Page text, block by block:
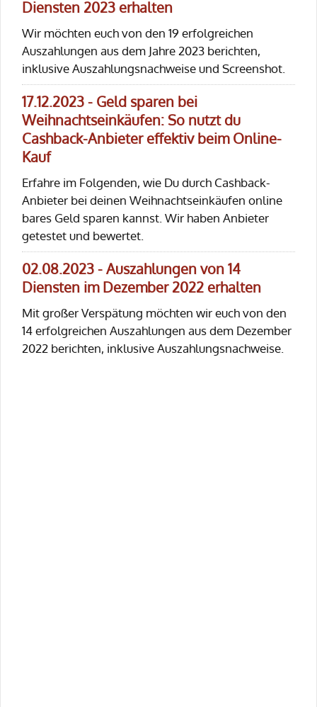
Diensten 2023 erhalten
Wir möchten euch von den 19 erfolgreichen
Auszahlungen aus dem Jahre 2023 berichten,
inklusive Auszahlungsnachweise und Screenshot.
17.12.2023 - Geld sparen bei
Weihnachtseinkäufen: So nutzt du
Cashback-Anbieter effektiv beim Online-
Kauf
Erfahre im Folgenden, wie Du durch Cashback-
Anbieter bei deinen Weihnachtseinkäufen online
bares Geld sparen kannst. Wir haben Anbieter
getestet und bewertet.
02.08.2023 - Auszahlungen von 14
Diensten im Dezember 2022 erhalten
Mit großer Verspätung möchten wir euch von den
14 erfolgreichen Auszahlungen aus dem Dezember
2022 berichten, inklusive Auszahlungsnachweise.